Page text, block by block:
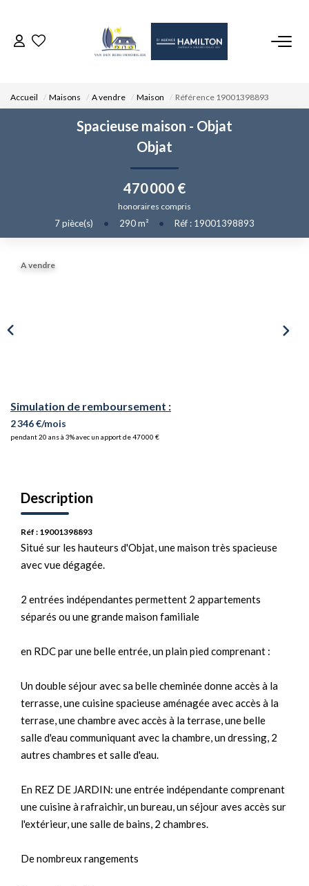
NOS BIENS
VENDRE UN BIEN
DÉPOSEZ VOTRE RECHERCHE
NOUS REJOINDRE
Accueil Maisons A vendre Maison Référence 19001398893
Spacieuse maison - Objat
Objat
470 000 €
honoraires compris
7pièce(s) • 290m² • Réf : 19001398893
A vendre
Simulation de remboursement :
2 346 €/mois
pendant 20 ans à 3% avec un apport de 47 000 €
Description
Réf : 19001398893
Situé sur les hauteurs d'Objat, une maison très spacieuse
avec vue dégagée.
2 entrées indépendantes permettent 2 appartements
séparés ou une grande maison familiale
en RDC par une belle entrée, un plain pied comprenant :
Un double séjour avec sa belle cheminée donne accès à la
terrasse, une cuisine spacieuse aménagée avec accès à la
terrase, une chambre avec accès à la terrase, une belle
salle d'eau communiquant avec la chambre, un dressing, 2
autres chambres et salle d'eau.
En REZ DE JARDIN: une entrée indépendante comprenant
une cuisine à rafraichir, un bureau, un séjour aves accès sur
l'extérieur, une salle de bains, 2 chambres.
De nombreux rangements